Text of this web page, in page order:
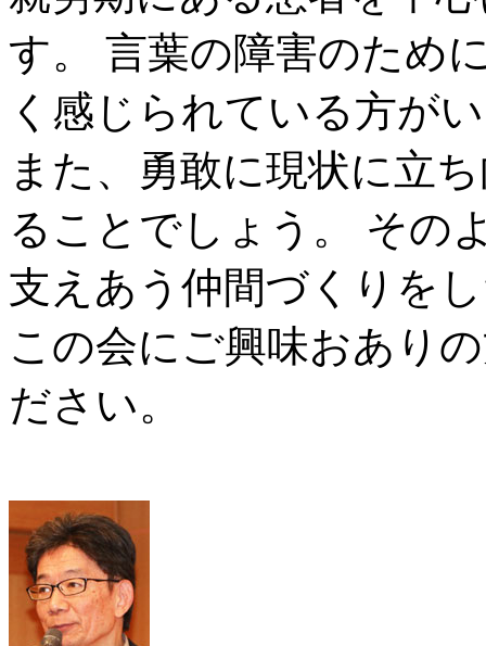
す。 言葉の障害のため
く感じられている方が
また、勇敢に現状に立
ることでしょう。 その
支えあう仲間づくりを
この会にご興味おあり
ださい。